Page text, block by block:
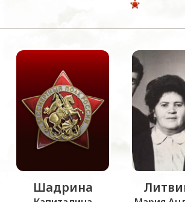
Шадрина